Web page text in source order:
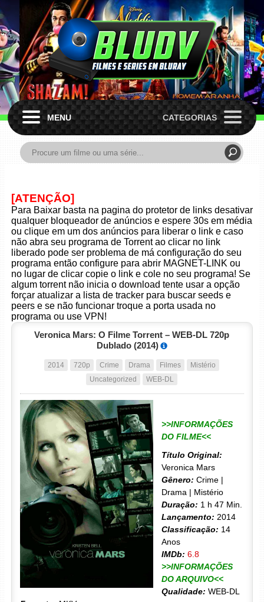
MENU CATEGORIAS
[ATENÇÃO]
Para Baixar basta na pagina do protetor de links desativar
qualquer bloqueador de anúncios e espere 30s em média
ou clique em um dos anúncios para liberar o link e caso
não abra seu programa de Torrent ao clicar no link
liberado pode ser problema de má configuração do seu
programa então configure para abrir MAGNET-LINK ou
no lugar de clicar copie o link e cole no seu programa! Se
algum torrent não inicia o download tente usar a opção
forçar atualizar a lista de tracker para buscar seeds e
peers e se não funcionar troque a porta usada no
programa ou use VPN!
Veronica Mars: O Filme Torrent – WEB-DL 720p
Dublado (2014)
2014 720p Crime Drama Filmes
Mistério
Uncategorized
WEB-DL
>>INFORMAÇÕES
DO FILME<<
Título Original:
Veronica Mars
Gênero: Crime |
Drama | Mistério
Duração: 1 h 47 Min.
Lançamento: 2014
Classificação: 14
Anos
IMDb: 6.8
>>INFORMAÇÕES
DO ARQUIVO<<
Qualidade: WEB-DL